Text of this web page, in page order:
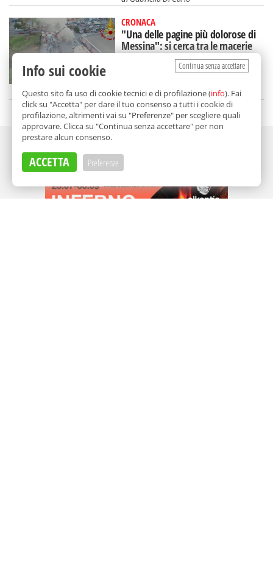
CRONACA
"Una delle pagine più dolorose di
Messina": si cerca tra le macerie
dopo il crollo, il video
diRedazione
Continua senza accettare
Info sui cookie
Questo sito fa uso di cookie tecnici e di profilazione (info). Fai
click su "Accetta" per dare il tuo consenso a tutti i cookie di
profilazione, altrimenti vai su "Preferenze" per scegliere quali
approvare. Clicca su "Continua senza accettare" per non
prestare alcun consenso.
ACCETTA Preferenze